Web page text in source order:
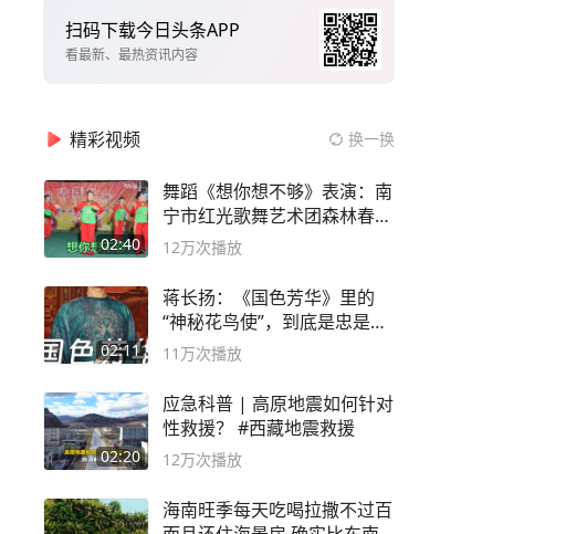
扫码下载今日头条APP
看最新、最热资讯内容
精彩视频 换一换
02:40
舞蹈《想你想不够》表演：南
宁市红光歌舞艺术团森林春红
舞蹈队。
12万次播放
02:11
蒋长扬：《国色芳华》里的
“神秘花鸟使”，到底是忠是
奸？
11万次播放
02:20
应急科普 | 高原地震如何针对
性救援？ #西藏地震救援
12万次播放
海南旺季每天吃喝拉撒不过百